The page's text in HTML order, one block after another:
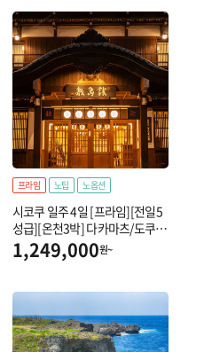
프라임 노팁 노옵션
시코쿠 일주 4일 [프라임][전일5
성급][온천3박] 다카마츠/도쿠시
마/고토히라
1,249,000원~